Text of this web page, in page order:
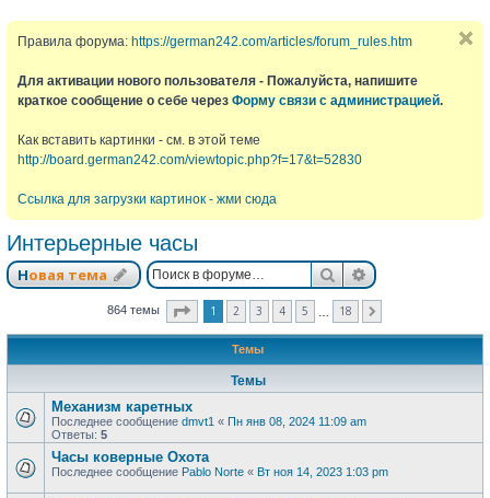
Правила форума: https://german242.com/articles/forum_rules.htm
Для активации нового пользователя - Пожалуйста, напишите
краткое сообщение о себе через Форму связи с администрацией.
Как вставить картинки - см. в этой теме
http://board.german242.com/viewtopic.php?f=17&t=52830
Ссылка для загрузки картинок - жми сюда
Интерьерные часы
Новая тема ПоискРасширенный
864 темы Страница из
1 2 3 4 5 18
Темы
Темы
Механизм каретных
Последнее сообщение dmvt1 « Пн янв 08, 2024 11:09 am
Ответы: 5
Часы коверные Охота
Последнее сообщение Pablo Norte « Вт ноя 14, 2023 1:03 pm